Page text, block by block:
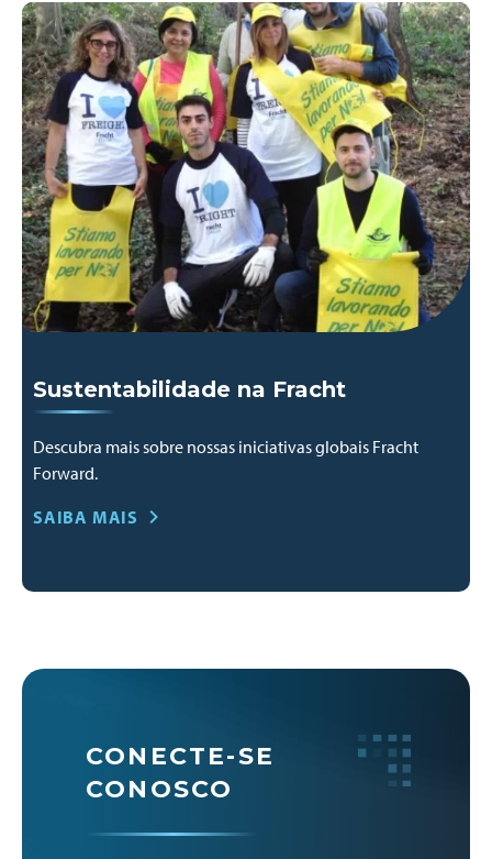
Sustentabilidade na Fracht
Descubra mais sobre nossas iniciativas globais Fracht
Forward.
SAIBA MAIS
CONECTE-SE
CONOSCO